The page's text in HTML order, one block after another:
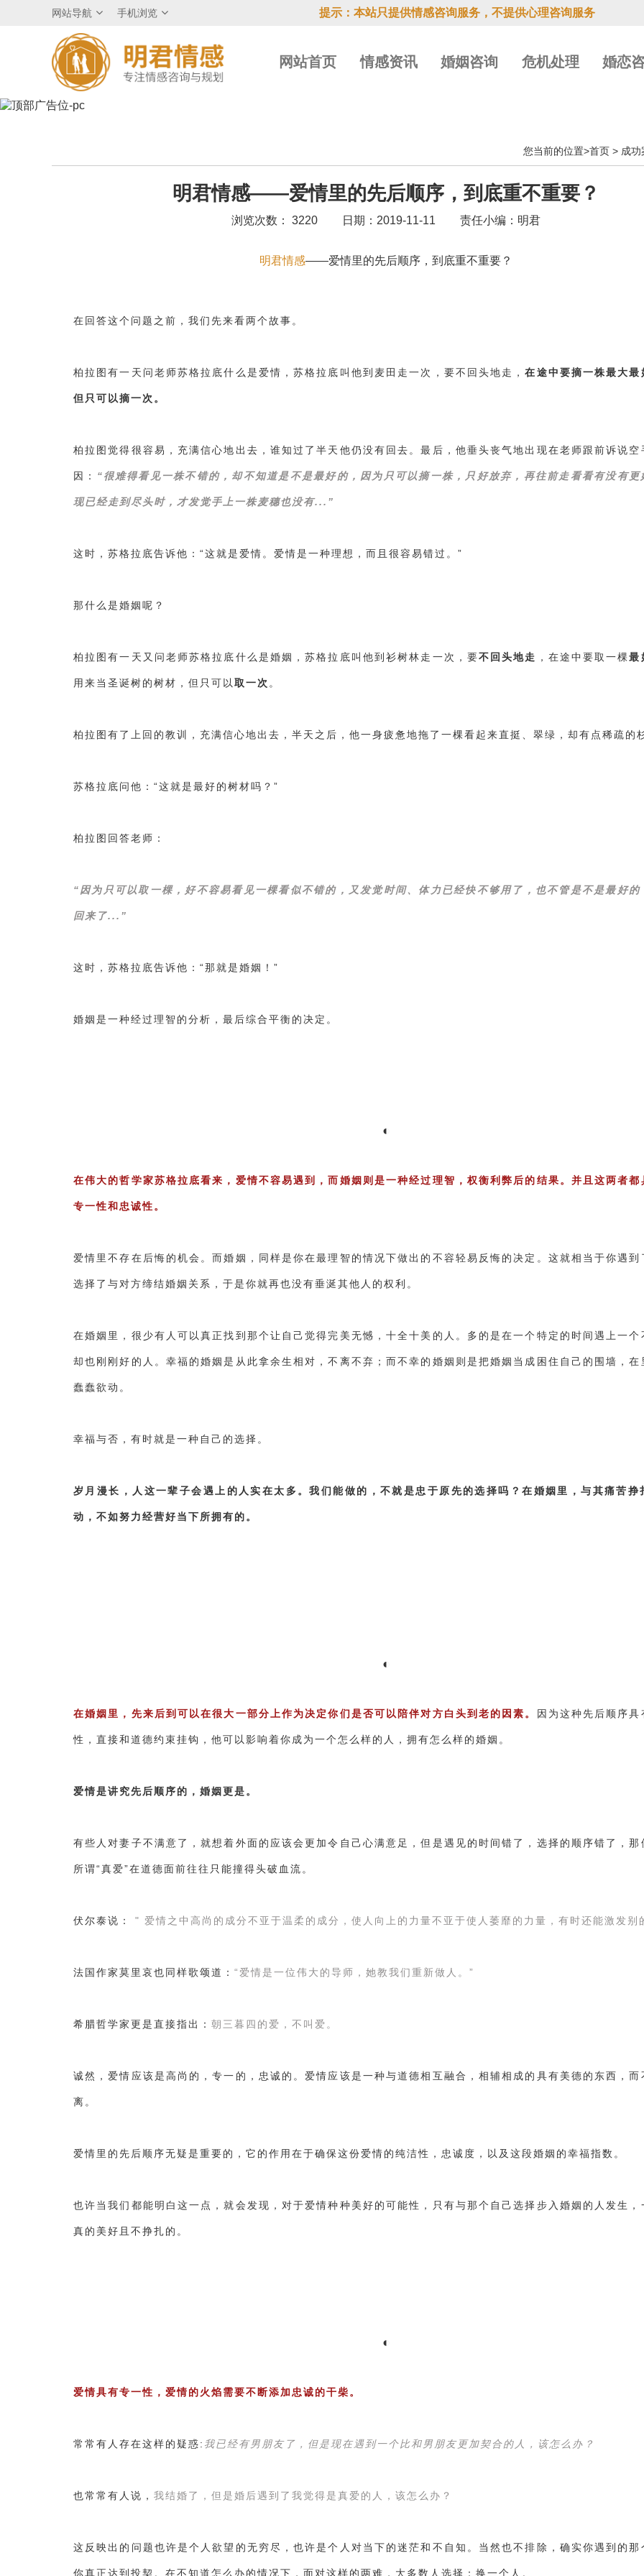
提示：本站只提供情感咨询服务，不提供心理咨询服务
网站导航 手机浏览
网站首页 情感资讯 婚姻咨询 危机处理 婚恋
您当前的位置>首页 > 成功
明君情感——爱情里的先后顺序，到底重不重要？
浏览次数： 3220 日期：2019-11-11 责任小编：明君
明君情感——爱情里的先后顺序，到底重不重要？
在回答这个问题之前，我们先来看两个故事。
柏拉图有一天问老师苏格拉底什么是爱情，苏格拉底叫他到麦田走一次，要不回头地走，在途中要摘一株最大最
但只可以摘一次。
柏拉图觉得很容易，充满信心地出去，谁知过了半天他仍没有回去。最后，他垂头丧气地出现在老师跟前诉说空
因： “很难得看见一株不错的，却不知道是不是最好的，因为只可以摘一株，只好放弃，再往前走看看有没有更
现已经走到尽头时，才发觉手上一株麦穗也没有...”
这时，苏格拉底告诉他：“这就是爱情。爱情是一种理想，而且很容易错过。”
那什么是婚姻呢？
柏拉图有一天又问老师苏格拉底什么是婚姻，苏格拉底叫他到衫树林走一次，要不回头地走 ，在途中要取一棵最
用来当圣诞树的树材，但只可以 取一次 。
柏拉图有了上回的教训，充满信心地出去，半天之后，他一身疲惫地拖了一棵看起来直挺、翠绿，却有点稀疏的
苏格拉底问他：“这就是最好的树材吗？”
柏拉图回答老师：
“因为只可以取一棵，好不容易看见一棵看似不错的，又发觉时间、体力已经快不够用了，也不管是不是最好的
回来了...”
这时，苏格拉底告诉他：“那就是婚姻！”
婚姻是一种经过理智的分析，最后综合平衡的决定。
‌◐
在伟大的哲学家苏格拉底看来，爱情不容易遇到，而婚姻则是一种经过理智，权衡利弊后的结果。并且这两者都
专一性和忠诚性。
爱情里不存在后悔的机会。而婚姻，同样是你在最理智的情况下做出的不容轻易反悔的决定。这就相当于你遇到
选择了与对方缔结婚姻关系，于是你就再也没有垂涎其他人的权利。
在婚姻里，很少有人可以真正找到那个让自己觉得完美无憾，十全十美的人。多的是在一个特定的时间遇上一个
却也刚刚好的人。幸福的婚姻是从此拿余生相对，不离不弃；而不幸的婚姻则是把婚姻当成困住自己的围墙，在
蠢蠢欲动。
幸福与否，有时就是一种自己的选择。
岁月漫长，人这一辈子会遇上的人实在太多。我们能做的，不就是忠于原先的选择吗？在婚姻里，与其痛苦挣
动，不如努力经营好当下所拥有的。
‌◐
在婚姻里，先来后到可以在很大一部分上作为决定你们是否可以陪伴对方白头到老的因素。 因为这种先后顺序具
性，直接和道德约束挂钩，他可以影响着你成为一个怎么样的人，拥有怎么样的婚姻。
爱情是讲究先后顺序的，婚姻更是。
有些人对妻子不满意了，就想着外面的应该会更加令自己心满意足，但是遇见的时间错了，选择的顺序错了，那
所谓“真爱”在道德面前往往只能撞得头破血流。
伏尔泰说： " 爱情之中高尚的成分不亚于温柔的成分，使人向上的力量不亚于使人萎靡的力量，有时还能激发别
法国作家莫里哀也同样歌颂道： “爱情是一位伟大的导师，她教我们重新做人。”
希腊哲学家更是直接指出： 朝三暮四的爱，不叫爱。
诚然，爱情应该是高尚的，专一的，忠诚的。爱情应该是一种与道德相互融合，相辅相成的具有美德的东西，而
离。
爱情里的先后顺序无疑是重要的，它的作用在于确保这份爱情的纯洁性，忠诚度，以及这段婚姻的幸福指数。
也许当我们都能明白这一点，就会发现，对于爱情种种美好的可能性，只有与那个自己选择步入婚姻的人发生，
真的美好且不挣扎的。
‌◐
爱情具有专一性，爱情的火焰需要不断添加忠诚的干柴。
常常有人存在这样的疑惑: 我已经有男朋友了，但是现在遇到一个比和男朋友更加契合的人，该怎么办？
也常常有人说， 我结婚了，但是婚后遇到了我觉得是真爱的人，该怎么办？
这反映出的问题也许是个人欲望的无穷尽，也许是个人对当下的迷茫和不自知。当然也不排除，确实你遇到的那
你真正达到投契。在不知道怎么办的情况下，面对这样的两难，大多数人选择：换一个人。